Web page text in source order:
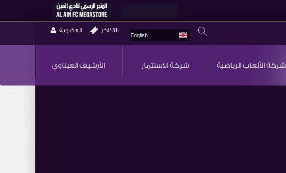
English
التذاكر العضوية
الأرشيف العيناوي شركة الاستثمار شركة الألعاب الرياضية